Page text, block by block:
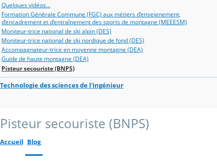
Quelques vidéos...
Formation Générale Commune (FGC) aux métiers d’enseignement,
d’encadrement et d’entraînement des sports de montagne (MEEESM)
Moniteur-trice national de ski alpin (DES)
Moniteur-trice national de ski nordique de fond (DES)
Accompagnateur-trice en moyenne montagne (DEA)
Guide de haute montagne (DEA)
Pisteur secouriste (BNPS)
Technologie des sciences de l'ingénieur
Pisteur secouriste (BNPS)
Accueil Blog